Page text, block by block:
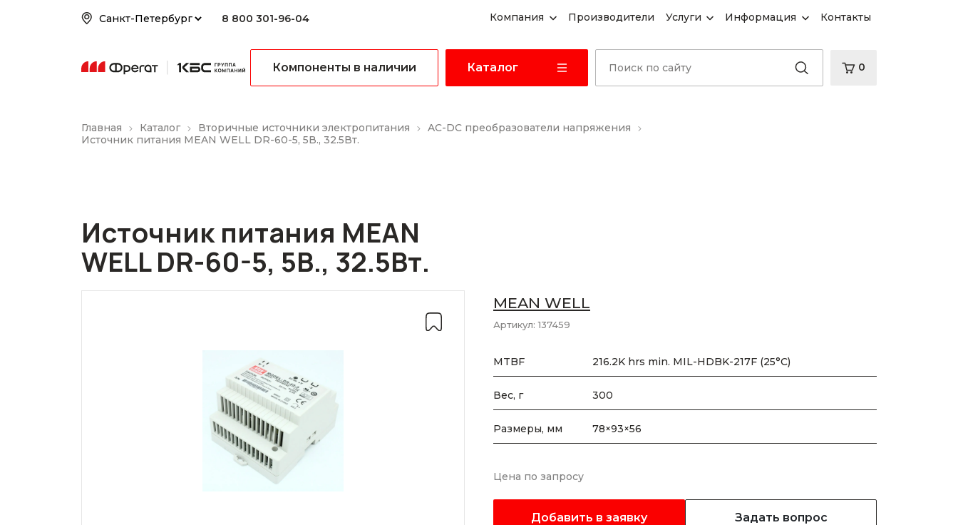
8 800 301-96-04 Компания Производители Услуги Информация Контакты
Компоненты в наличии Каталог 0
Главная Каталог Вторичные источники электропитания
AC-DC преобразователи напряжения
Источник питания MEAN WELL DR-60-5, 5В., 32.5Вт.
Источник питания MEAN
WELL DR-60-5, 5В., 32.5Вт.
MEAN WELL
Артикул: 137459
MTBF 216.2K hrs min. MIL-HDBK-217F (25°C)
Вес, г 300
Размеры, мм 78×93×56
Цена по запросу
Добавить в заявку Задать вопрос